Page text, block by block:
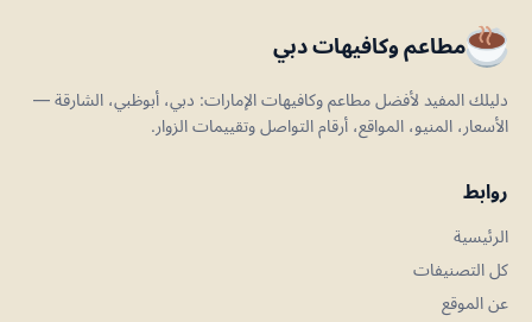
مطاعم وكافيهات دبي
دليلك المفيد لأفضل مطاعم وكافيهات الإمارات: دبي، أبوظبي، الشارقة —
الأسعار، المنيو، المواقع، أرقام التواصل وتقييمات الزوار.
روابط
الرئيسية
كل التصنيفات
عن الموقع